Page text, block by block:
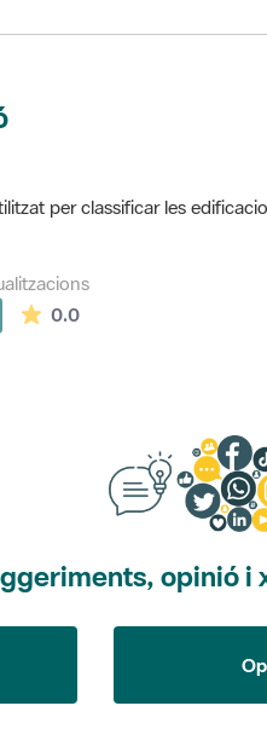
per classificar les
0.0La mitjana de les
opinió i